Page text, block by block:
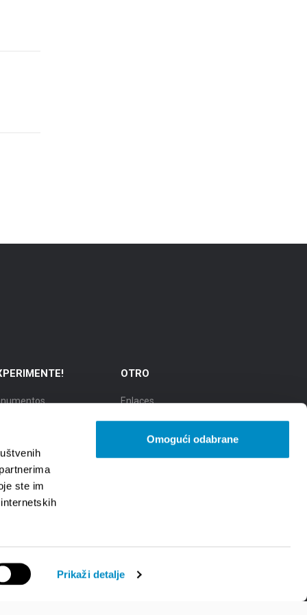
ste im
Prikaži detalje
Omogući odabrane
de la cultura
de la gastronomía
de belleza natural
OTRO
Enlaces